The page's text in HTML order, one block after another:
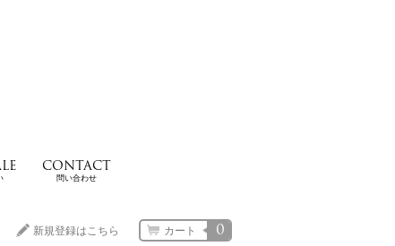
CONTACT
問い合わせ
0
カート
新規登録はこちら